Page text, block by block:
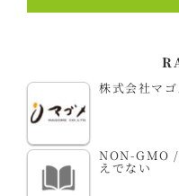
株式会社マゴ
NON-GMO /
えでない